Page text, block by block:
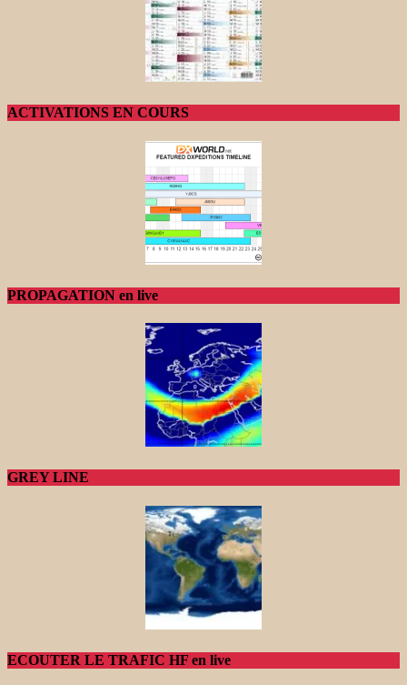
ACTIVATIONS EN COURS
PROPAGATION en live
GREY LINE
ECOUTER LE TRAFIC HF en live